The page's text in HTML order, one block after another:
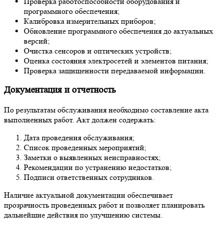
программного обеспечения;
Калибровка измерительных приборов;
Обновление программного обеспечения до актуальных
версий;
Очистка сенсоров и оптических устройств;
Оценка состояния электросетей и элементов питания;
Проверка защищенности передаваемой информации.
Документация и отчетность
По результатам обслуживания необходимо составление акта
выполненных работ. Акт должен содержать:
Дата проведения обслуживания;
Список проведенных мероприятий;
Заметки о выявленных неисправностях;
Рекомендации по устранению недостатков;
Подписи ответственных сотрудников.
Наличие актуальной документации обеспечивает
прозрачность проведенных работ и позволяет планировать
дальнейшие действия по улучшению системы.